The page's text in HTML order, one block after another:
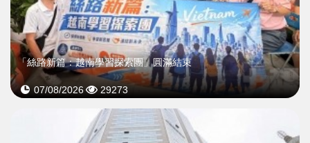
「絲路新篇：越南學習探索團」圓滿結束
07/08/2026 29273